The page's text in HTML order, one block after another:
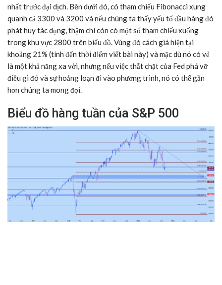
nhất trước đại dịch. Bên dưới đó, có tham chiếu Fibonacci xung
quanh cả 3300 và 3200 và nếu chúng ta thấy yếu tố đầu hàng đó
phát huy tác dụng, thậm chí còn có một số tham chiếu xuống
trong khu vực 2800 trên biểu đồ. Vùng đó cách giá hiện tại
khoảng 21% (tính đến thời điểm viết bài này) và mặc dù nó có vẻ
là một khả năng xa vời, nhưng nếu việc thắt chặt của Fed phá vỡ
điều gì đó và sự hoảng loạn đi vào phương trình, nó có thể gần
hơn chúng ta mong đợi.
Biểu đồ hàng tuần của S&P 500